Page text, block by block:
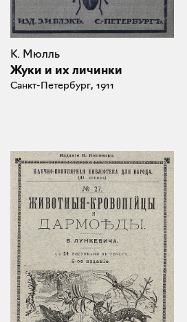
К. Мюлль
Жуки и их личинки
Санкт-Петербург, 1911